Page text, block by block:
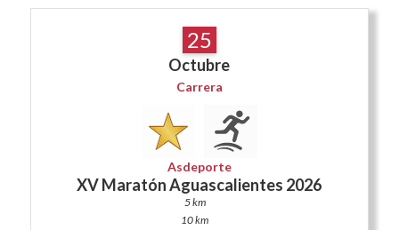
25
Octubre
Carrera
Asdeporte
XV Maratón Aguascalientes 2026
5 km
10 km